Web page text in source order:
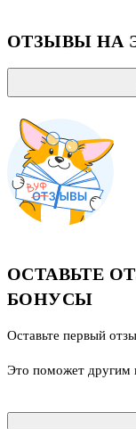
ОТЗЫВЫ НА
ОСТАВЬТЕ
БОНУСЫ
Оставьте первый
Это поможет другим